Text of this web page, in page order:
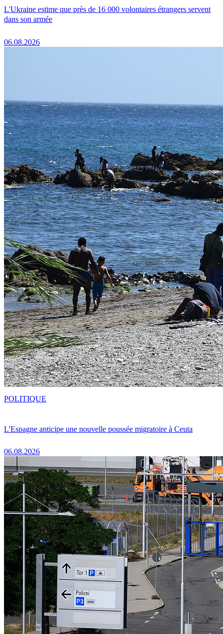
L'Ukraine estime que près de 16 000 volontaires étrangers servent
dans son armée
06.08.2026
L'Espagne anticipe une nouvelle poussée migratoire à Ceuta
06.08.2026
POLITIQUE